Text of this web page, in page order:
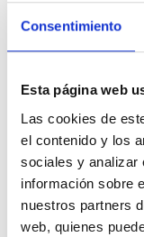
Consentimiento
Esta página web
Las cookies de
el contenido y los
sociales y analizar
información sobre
nuestros partners
web, quienes